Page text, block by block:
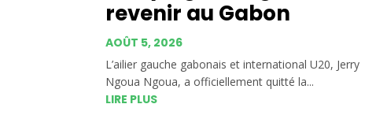
revenir au Gabon
AOÛT 5, 2026
L’ailier gauche gabonais et international U20, Jerry
Ngoua Ngoua, a officiellement quitté la...
LIRE PLUS